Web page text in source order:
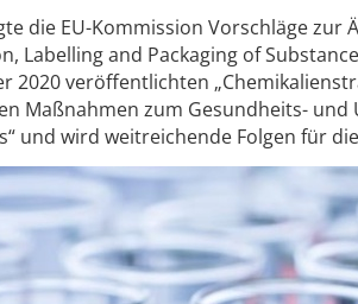
die EU-Kommission Vorschläge zur
Labelling and Packaging of
2020 veröffentlichten
Maßnahmen zum Gesundheits- und
und wird weitreichende Folgen für